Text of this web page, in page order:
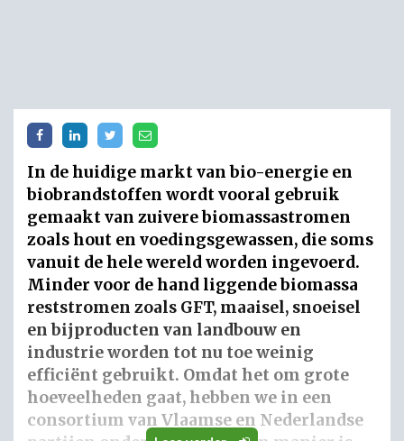
In de huidige markt van bio-energie en
biobrandstoffen wordt vooral gebruik
gemaakt van zuivere biomassastromen
zoals hout en voedingsgewassen, die soms
vanuit de hele wereld worden ingevoerd.
Minder voor de hand liggende biomassa
reststromen zoals GFT, maaisel, snoeisel
en bijproducten van landbouw en
industrie worden tot nu toe weinig
efficiënt gebruikt. Omdat het om grote
hoeveelheden gaat, hebben we in een
consortium van Vlaamse en Nederlandse